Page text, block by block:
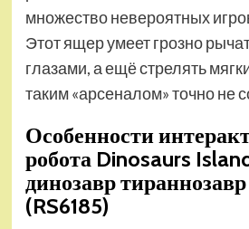
множество невероятных
Этот ящер умеет грозно
глазами, а ещё стрелять
таким «арсеналом» точно не
Особенности
робота Dinosaurs
динозавр
(RS6185)